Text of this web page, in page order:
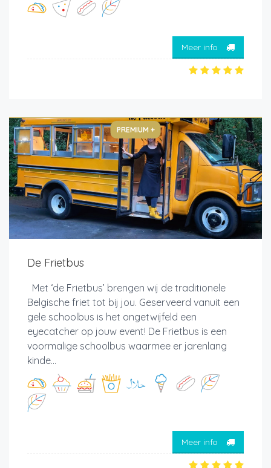
Meer info
PREMIUM +
De Frietbus
Met ‘de Frietbus’ brengen wij de traditionele
Belgische friet tot bij jou. Geserveerd vanuit een
gele schoolbus is het ongetwijfeld een
eyecatcher op jouw event! De Frietbus is een
voormalige schoolbus waarmee er jarenlang
kinde...
Meer info